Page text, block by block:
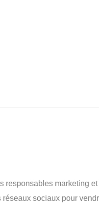
responsables marketing
sociaux pour